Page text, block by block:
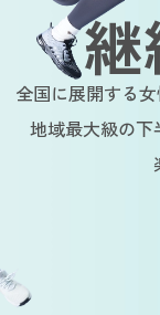
全国に展開する
地域最大級の下